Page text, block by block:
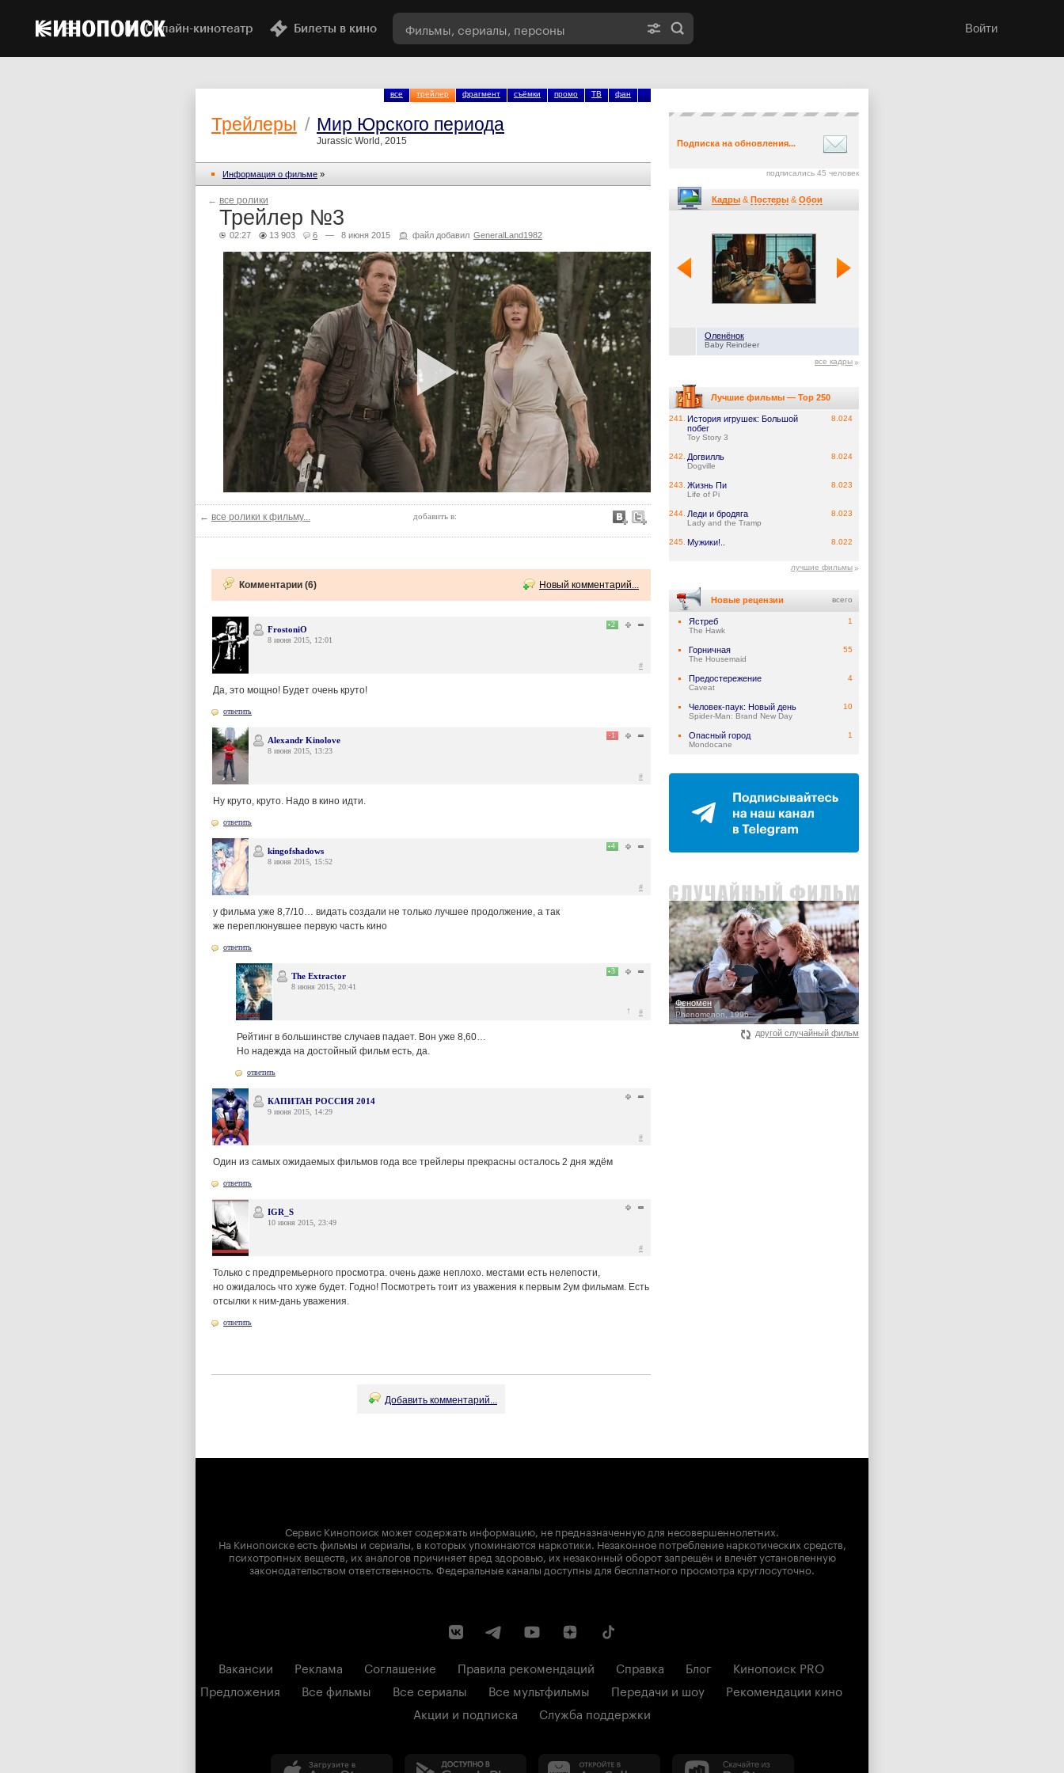
Онлайн-кинотеатр Билеты в кино Войти
все трейлер фрагмент съёмки промо ТВ фан
Трейлеры / Мир Юрского периода
Jurassic World, 2015
Информация о фильме »
← все ролики
Трейлер №3
02:27 13 903 6 — 8 июня 2015 файл добавил GeneralLand1982
← все ролики к фильму... добавить в:
Комментарии (6) Новый комментарий...
2
FrostoniO
8 июня 2015, 12:01
#
Да, это мощно! Будет очень круто!
ответить
1
Alexandr Kinolove
8 июня 2015, 13:23
#
Ну круто, круто. Надо в кино идти.
ответить
4
kingofshadows
8 июня 2015, 15:52
#
у фильма уже 8,7/10… видать создали не только лучшее продолжение, а так
же переплюнувшее первую часть кино
ответить
3
↑
The Extractor
8 июня 2015, 20:41
#
Рейтинг в большинстве случаев падает. Вон уже 8,60…
Но надежда на достойный фильм есть, да.
ответить
КАПИТАН РОССИЯ 2014
9 июня 2015, 14:29
#
Один из самых ожидаемых фильмов года все трейлеры прекрасны осталось 2 дня ждём
ответить
IGR_S
10 июня 2015, 23:49
#
Только с предпремьерного просмотра. очень даже неплохо. местами есть нелепости,
но ожидалось что хуже будет. Годно! Посмотреть тоит из уважения к первым 2ум фильмам. Есть
отсылки к ним-дань уважения.
ответить
Добавить комментарий...
Подписка на обновления...
подписались 45 человек
Кадры & Постеры & Обои
Оленёнок
Baby Reindeer
все кадры
Лучшие фильмы — Top 250
241.
История игрушек: Большой
побег
Toy Story 3
8.024
242. Догвилль
Dogville
8.024
243. Жизнь Пи
Life of Pi
8.023
244. Леди и бродяга
Lady and the Tramp
8.023
245. Мужики!.. 8.022
лучшие фильмы
Новые рецензии всего
Ястреб
The Hawk
1
Горничная
The Housemaid
55
Предостережение
Caveat
4
Человек-паук: Новый день
Spider-Man: Brand New Day
10
Опасный город
Mondocane
1
Феномен
Phenomenon, 1996
другой случайный фильм
Сервис Кинопоиск может содержать информацию, не предназначенную для несовершеннолетних.
На Кинопоиске есть фильмы и сериалы, в которых упоминаются наркотики. Незаконное потребление наркотических средств,
психотропных веществ, их аналогов причиняет вред здоровью, их незаконный оборот запрещён и влечёт установленную
законодательством ответственность. Федеральные каналы доступны для бесплатного просмотра круглосуточно.
Вакансии Реклама Соглашение Правила рекомендаций Справка Блог
Кинопоиск PRO
Предложения
Все фильмы Все сериалы Все мультфильмы Передачи и шоу
Рекомендации кино
Акции и подписка
Служба поддержки